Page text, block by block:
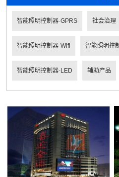
智能照明控制器-GPRS 社会治理
智能照明控制器-Wifi 智能照明控
智能照明控制器-LED 辅助产品